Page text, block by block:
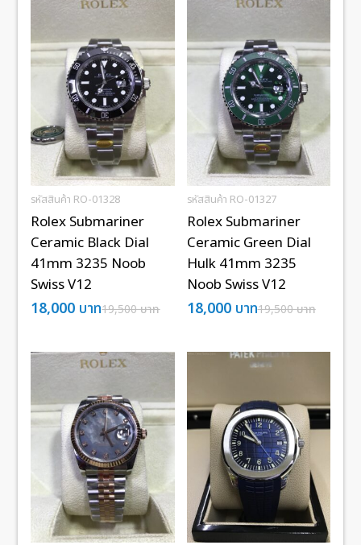
รหัสสินค้า RO-01328
Rolex Submariner
Ceramic Black Dial
41mm 3235 Noob
Swiss V12
19,500บาท
18,000 บาท
รหัสสินค้า RO-01327
Rolex Submariner
Ceramic Green Dial
Hulk 41mm 3235
Noob Swiss V12
19,500บาท
18,000 บาท